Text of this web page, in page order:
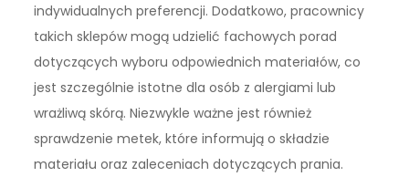
indywidualnych preferencji. Dodatkowo, pracownicy
takich sklepów mogą udzielić fachowych porad
dotyczących wyboru odpowiednich materiałów, co
jest szczególnie istotne dla osób z alergiami lub
wrażliwą skórą. Niezwykle ważne jest również
sprawdzenie metek, które informują o składzie
materiału oraz zaleceniach dotyczących prania.